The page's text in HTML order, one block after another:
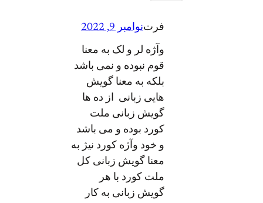
فرتنوامبر 9, 2022
وآژه لر و لک به معنا
قوم نبوده و نمی باشد
بلکه به معنا گویش
هایی زبانی از ده ها
گویش زبانی ملت
کورد بوده و می باشد
و خود وآژه کورد نیژ به
معنا گویش زبانی کل
ملت کورد با هر
گویش زبانی به کار